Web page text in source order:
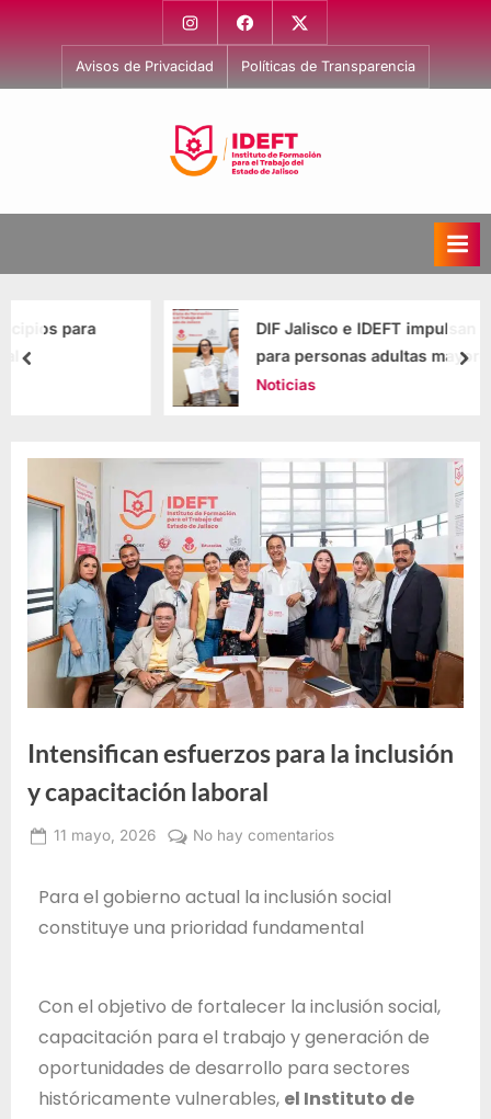
Avisos de Privacidad Políticas de Transparencia
o
r
m
a
c
ó
p
a
a
e
r
b
para
DIF Jalisco e IDEFT impulsan capacitación
para personas adultas mayores
Noticias
Intensifican esfuerzos para la inclusión
y capacitación laboral
11 mayo, 2026
Santos
Jiménez
No hay comentarios
Para el gobierno actual la inclusión social
constituye una prioridad fundamental
Con el objetivo de fortalecer la inclusión social,
capacitación para el trabajo y generación de
oportunidades de desarrollo para sectores
históricamente vulnerables, el Instituto de